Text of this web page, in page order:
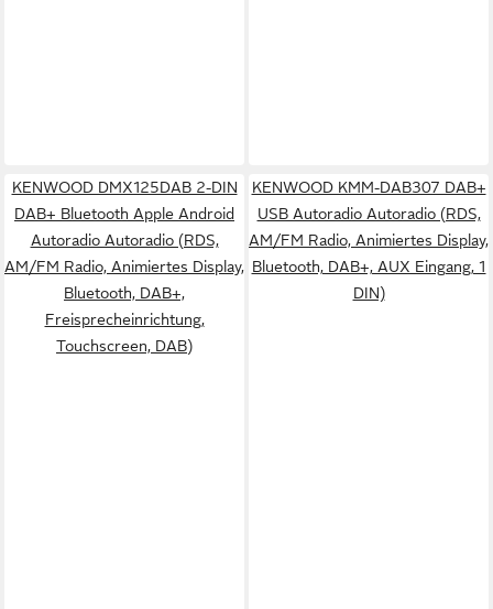
KENWOOD DMX125DAB 2-DIN
DAB+ Bluetooth Apple Android
Autoradio Autoradio (RDS,
AM/FM Radio, Animiertes Display,
Bluetooth, DAB+,
Freisprecheinrichtung,
Touchscreen, DAB)
KENWOOD KMM-DAB307 DAB+
USB Autoradio Autoradio (RDS,
AM/FM Radio, Animiertes Display,
Bluetooth, DAB+, AUX Eingang, 1
DIN)